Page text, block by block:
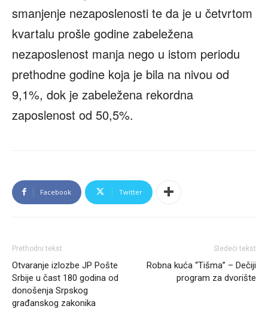
smanjenje nezaposlenosti te da je u četvrtom
kvartalu prošle godine zabeležena
nezaposlenost manja nego u istom periodu
prethodne godine koja je bila na nivou od
9,1%, dok je zabeležena rekordna
zaposlenost od 50,5%.
Facebook Twitter
Prethodni tekst
Otvaranje izlozbe JP Pošte
Srbije u čast 180 godina od
donošenja Srpskog
građanskog zakonika
Sledeći tekst
Robna kuća “Tišma” – Dečiji
program za dvorište